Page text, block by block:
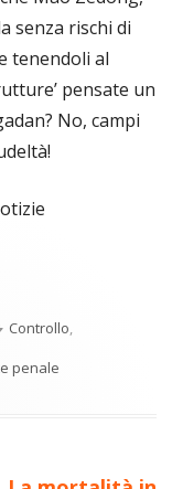
senza rischi di
tenendoli al
pensate un
No, campi
Categorie
Controllo
penale